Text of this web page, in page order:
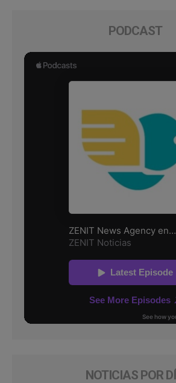
PODCAST
NOTICIAS POR